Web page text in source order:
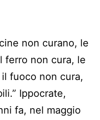
non curano, le
ferro non cura, le
fuoco non cura,
Ippocrate,
fa, nel maggio